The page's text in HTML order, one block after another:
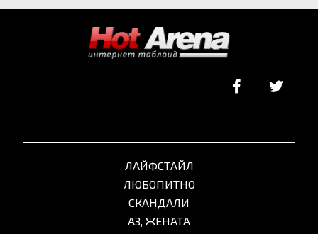
ЛАЙФСТАЙЛ
ЛЮБОПИТНО
СКАНДАЛИ
АЗ, ЖЕНАТА